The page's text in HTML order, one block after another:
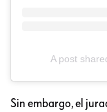
A post
Sin embargo, el